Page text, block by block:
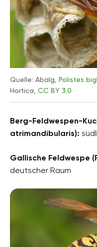
Quelle: Abalg, Polistes
Hortica, CC BY 3.0
Berg-Feldwespen-
atrimandibularis):
Gallische Feldwespe
deutscher Raum